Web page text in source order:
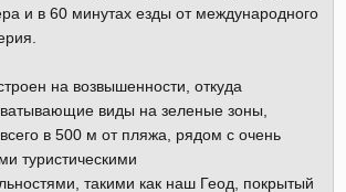
и в 60 минутах езды от международного
на возвышенности, откуда
виды на зеленые зоны,
в 500 м от пляжа, рядом с очень
туристическими
такими как наш Геод, покрытый